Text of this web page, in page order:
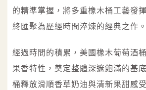
的精準掌握，將多重橡木桶工藝發
終匯聚為歷經時間淬煉的經典之作。
經過時間的積累，美國橡木葡萄酒
果香特性，奠定整體深邃飽滿的基
桶釋放滑順香草奶油與清新果甜感